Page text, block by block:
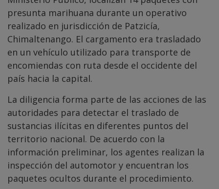
presunta marihuana durante un operativo
realizado en jurisdicción de Patzicía,
Chimaltenango. El cargamento era trasladado
en un vehículo utilizado para transporte de
encomiendas con ruta desde el occidente del
país hacia la capital.
La diligencia forma parte de las acciones de las
autoridades para detectar el traslado de
sustancias ilícitas en diferentes puntos del
territorio nacional. De acuerdo con la
información preliminar, los agentes realizan la
inspección del automotor y encuentran los
paquetes ocultos durante el procedimiento.